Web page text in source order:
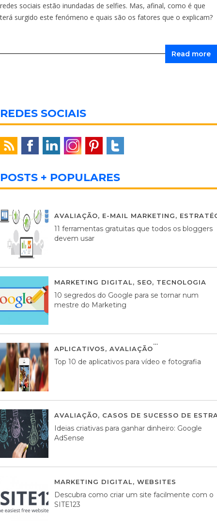
redes sociais estão inundadas de selfies. Mas, afinal, como é que
terá surgido este fenómeno e quais são os fatores que o explicam?
Read more
REDES SOCIAIS
POSTS + POPULARES
AVALIAÇÃO, E-MAIL MARKETING,
11 ferramentas gratuitas que todos os bloggers
devem usar
MARKETING DIGITAL, SEO, TECNOLOGIA
10 segredos do Google para se tornar num
mestre do Marketing
APLICATIVOS, AVALIAÇÃO
Top 10 de aplicativos para vídeo e fotografia
AVALIAÇÃO, CASOS DE SUCESSO DE
Ideias criativas para ganhar dinheiro: Google
AdSense
MARKETING DIGITAL, WEBSITES
Descubra como criar um site facilmente com o
SITE123